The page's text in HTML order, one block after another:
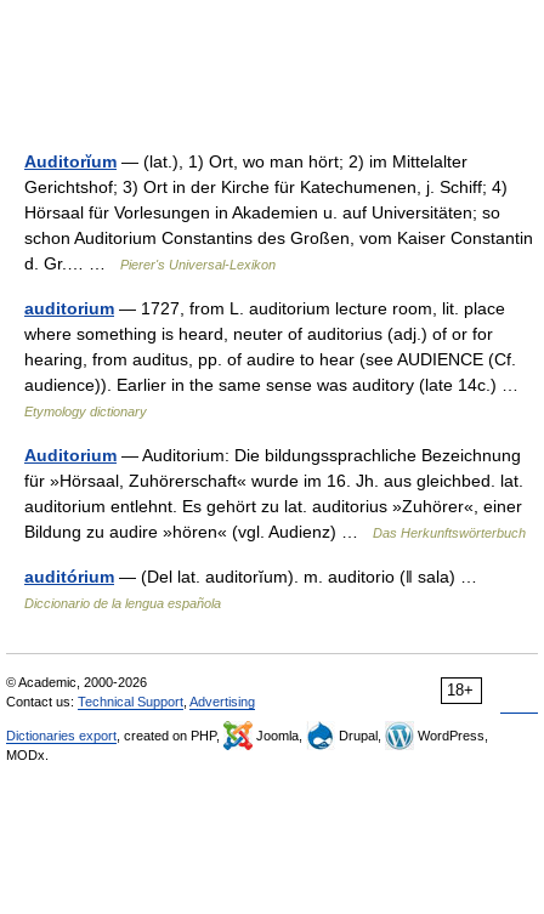
Auditorĭum — (lat.), 1) Ort, wo man hört; 2) im Mittelalter
Gerichtshof; 3) Ort in der Kirche für Katechumenen, j. Schiff; 4)
Hörsaal für Vorlesungen in Akademien u. auf Universitäten; so
schon Auditorium Constantins des Großen, vom Kaiser Constantin
d. Gr.… …
Pierer's Universal-Lexikon
auditorium — 1727, from L. auditorium lecture room, lit. place
where something is heard, neuter of auditorius (adj.) of or for
hearing, from auditus, pp. of audire to hear (see AUDIENCE (Cf.
audience)). Earlier in the same sense was auditory (late 14c.) …
Etymology dictionary
Auditorium — Auditorium: Die bildungssprachliche Bezeichnung
für »Hörsaal, Zuhörerschaft« wurde im 16. Jh. aus gleichbed. lat.
auditorium entlehnt. Es gehört zu lat. auditorius »Zuhörer«, einer
Bildung zu audire »hören« (vgl. Audienz) …
Das Herkunftswörterbuch
auditórium — (Del lat. auditorĭum). m. auditorio (ǁ sala) …
Diccionario de la lengua española
18+
© Academic, 2000-2026
Contact us: Technical Support Advertising
Dictionaries export , created on PHP, Joomla, Drupal,
WordPress,
MODx.